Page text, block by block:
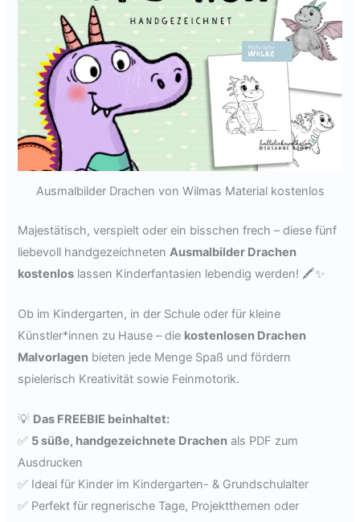
Ausmalbilder Drachen von Wilmas Material kostenlos
Majestätisch, verspielt oder ein bisschen frech – diese fünf
liebevoll handgezeichnetenAusmalbilder Drachen
kostenlos lassen Kinderfantasien lebendig werden! 🖍️✨
Ob im Kindergarten, in der Schule oder für kleine
Künstler*innen zu Hause – die kostenlosen Drachen
Malvorlagen bieten jede Menge Spaß und fördern
spielerisch Kreativität sowie Feinmotorik.
💡 Das FREEBIE beinhaltet:
✅ 5 süße, handgezeichnete Drachen als PDF zum
Ausdrucken
✅ Ideal für Kinder im Kindergarten- & Grundschulalter
✅ Perfekt für regnerische Tage, Projektthemen oder